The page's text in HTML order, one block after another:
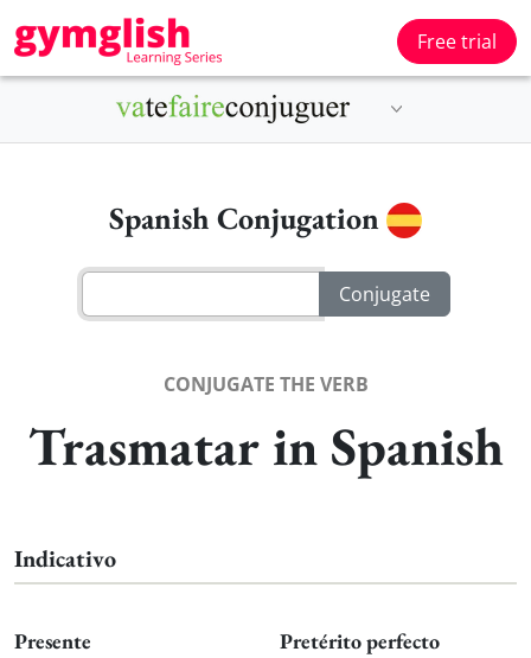
Free trial
Spanish Conjugation
CONJUGATE THE VERB
Trasmatar in Spanish
Indicativo
Presente Pretérito perfecto